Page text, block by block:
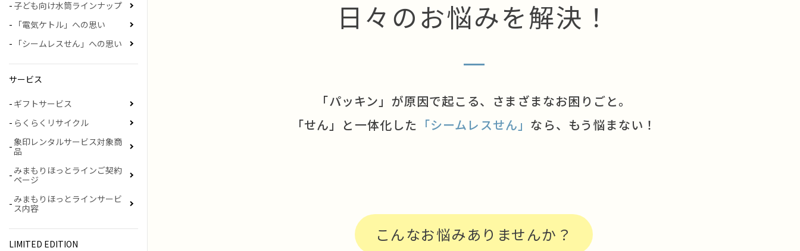
日々のお悩みを解決！
「パッキン」が原因で起こる、 さまざまなお困りごと。
「せん」と一体化した 「シームレスせん」 なら、もう悩まない！
こんなお悩みありませんか？
子ども向け水筒ラインナップ
「電気ケトル」への思い
「シームレスせん」への思い
サービス
ギフトサービス
らくらくリサイクル
象印レンタルサービス対象商
品
みまもりほっとラインご契約
ページ
みまもりほっとラインサービ
ス内容
LIMITED EDITION